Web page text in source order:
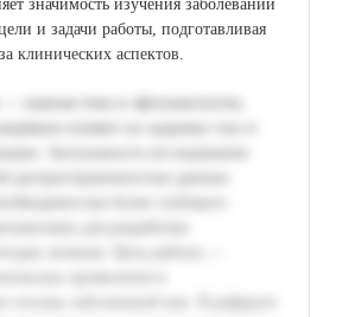
значимость изучения заболеваний
и задачи работы, подготавливая
клинических аспектов.